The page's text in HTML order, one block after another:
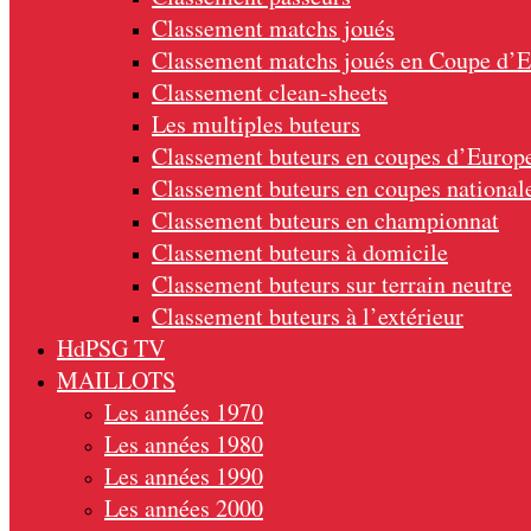
Classement matchs joués
Classement matchs joués en Coupe
Classement clean-sheets
Les multiples buteurs
Classement buteurs en coupes
Classement buteurs en coupes
Classement buteurs en championnat
Classement buteurs à domicile
Classement buteurs sur terrain neutre
Classement buteurs à l’extérieur
HdPSG TV
MAILLOTS
Les années 1970
Les années 1980
Les années 1990
Les années 2000